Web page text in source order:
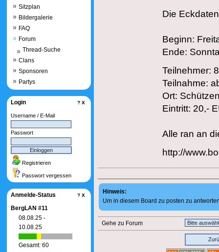
Die
Beginn:
Ende:
Teilnehmer:
Teilnahme:
Ort:
Eintritt: 20,-
Alle ran an
http://
Hinweis:
Um in diesem Board zu posten zu
Gehe zu Forum
Sitzplan
Bildergalerie
FAQ
Forum
Thread-Suche
Clans
Sponsoren
Partys
Login ? X
Username / E-Mail
Passwort
Registrieren
Passwort vergessen
Anmelde-Status ? X
BergLAN #11
08.08.25 -
10.08.25
Gesamt: 60